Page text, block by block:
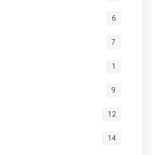
6
7
1
9
12
14